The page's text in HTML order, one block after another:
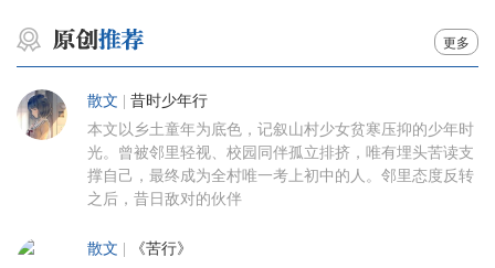
更多
散文 昔时少年行
本文以乡土童年为底色，记叙山村少女贫寒压抑的少年时
光。曾被邻里轻视、校园同伴孤立排挤，唯有埋头苦读支
撑自己，最终成为全村唯一考上初中的人。邻里态度反转
之后，昔日敌对的伙伴
散文 《苦行》